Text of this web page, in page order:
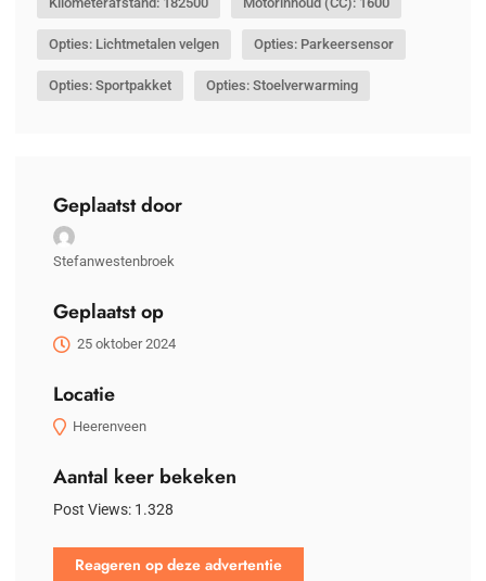
Opties: Lichtmetalen velgen Opties: Parkeersensor
Opties: Sportpakket Opties: Stoelverwarming
Geplaatst door
Stefanwestenbroek
Geplaatst op
25 oktober 2024
Locatie
Heerenveen
Aantal keer bekeken
Post Views: 1.328
Reageren op deze advertentie